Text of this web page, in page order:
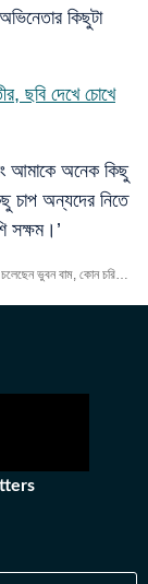
কিছুটা
ছবি দেখে চোখে
আমাকে অনেক কিছু
চাপ অন্যদের নিতে
সক্ষম।’
কোন চরিত্রে দেখা যাবে তাঁকে?